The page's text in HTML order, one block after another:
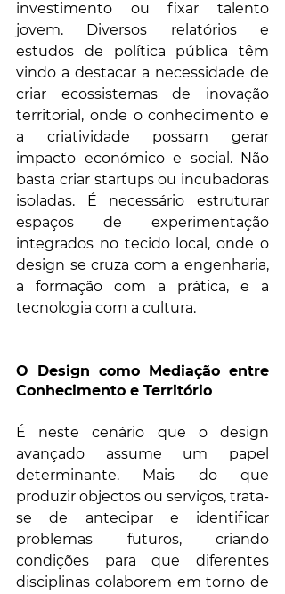
investimento ou fixar talento
jovem. Diversos relatórios e
estudos de política pública têm
vindo a destacar a necessidade de
criar ecossistemas de inovação
territorial, onde o conhecimento e
a criatividade possam gerar
impacto económico e social. Não
basta criar startups ou incubadoras
isoladas. É necessário estruturar
espaços de experimentação
integrados no tecido local, onde o
design se cruza com a engenharia,
a formação com a prática, e a
tecnologia com a cultura.
O Design como Mediação entre
Conhecimento e Território
É neste cenário que o design
avançado assume um papel
determinante. Mais do que
produzir objectos ou serviços, trata-
se de antecipar e identificar
problemas futuros, criando
condições para que diferentes
disciplinas colaborem em torno de